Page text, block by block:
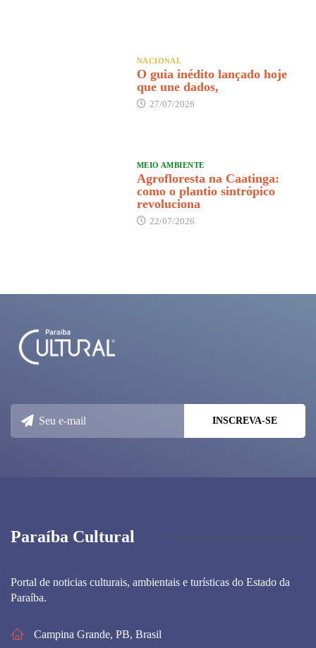
NACIONAL
O guia inédito lançado hoje
que une dados,
27/07/2026
MEIO AMBIENTE
Agrofloresta na Caatinga:
como o plantio sintrópico
revoluciona
22/07/2026
Paraíba Cultural
Portal de noticias culturais, ambientais e turísticas do Estado da
Paraíba.
Campina Grande, PB, Brasil